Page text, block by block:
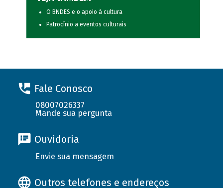
O BNDES e o apoio à cultura
Patrocínio a eventos culturais
Fale Conosco
08007026337
Mande sua pergunta
Ouvidoria
Envie sua mensagem
Outros telefones e endereços